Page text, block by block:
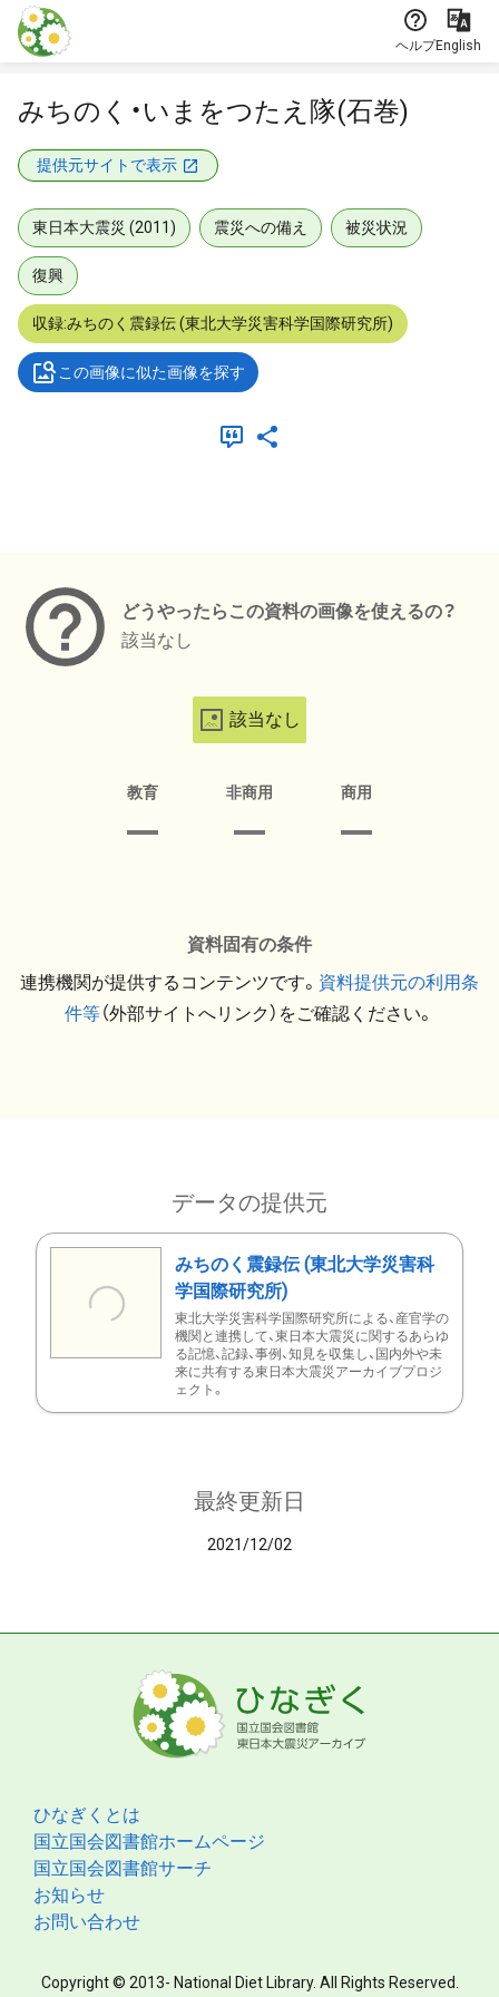
本文に飛ぶ
ヘルプEnglish
みちのく・いまをつたえ隊(石巻)
提供元サイトで表示
東日本大震災 (2011) 震災への備え 被災状況
復興
収録:みちのく震録伝 (東北大学災害科学国際研究所)
この画像に似た画像を探す
どうやったらこの資料の画像を使えるの？
該当なし
該当なし
教育 非商用 商用
資料固有の条件
連携機関が提供するコンテンツです。 資料提供元の利用条
件等（外部サイトへリンク）をご確認ください。
データの提供元
みちのく震録伝 (東北大学災害科
学国際研究所)
東北大学災害科学国際研究所による、産官学の
機関と連携して、東日本大震災に関するあらゆ
る記憶、記録、事例、知見を収集し、国内外や未
来に共有する東日本大震災アーカイブプロジ
ェクト。
最終更新日
2021/12/02
ひなぎくとは
国立国会図書館ホームページ
国立国会図書館サーチ
お知らせ
お問い合わせ
Copyright © 2013- National Diet Library. All Rights Reserved.